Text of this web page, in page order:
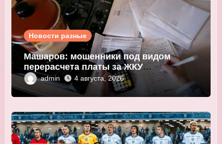
Новости разные
Машаров: мошенники под видом
перерасчета платы за ЖКУ
выманивают персональные данные
admin 4 августа, 2026